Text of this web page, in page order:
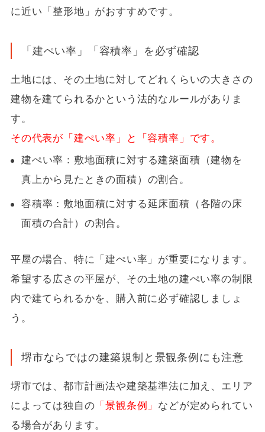
に近い「整形地」がおすすめです。
「建ぺい率」「容積率」を必ず確認
土地には、その土地に対してどれくらいの大きさの
建物を建てられるかという法的なルールがありま
す。
その代表が「建ぺい率」と「容積率」です。
建ぺい率：敷地面積に対する建築面積（建物を
真上から見たときの面積）の割合。
容積率：敷地面積に対する延床面積（各階の床
面積の合計）の割合。
平屋の場合、特に「建ぺい率」が重要になります。
希望する広さの平屋が、その土地の建ぺい率の制限
内で建てられるかを、購入前に必ず確認しましょ
う。
堺市ならではの建築規制と景観条例にも注意
堺市では、都市計画法や建築基準法に加え、エリア
によっては独自の 「景観条例」 などが定められてい
る場合があります。